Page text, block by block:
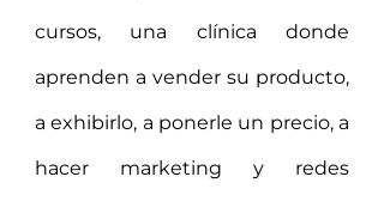
cursos, una clínica donde
aprenden a vender su producto,
a exhibirlo, a ponerle un precio, a
hacer marketing y redes